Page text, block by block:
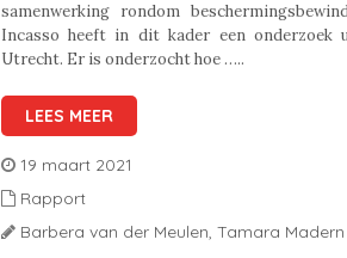
samenwerking rondom
Incasso heeft in dit kader een onderzoek
Utrecht. Er is onderzocht hoe …..
LEES MEER
19 maart 2021
Rapport
Barbera van der Meulen, Tamara Madern